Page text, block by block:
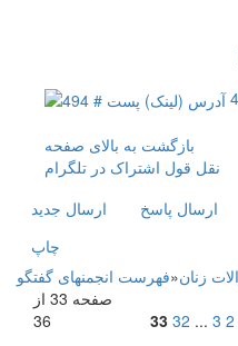
بازگشت به بالای صفحه
نقل قول اشتراک در تلگرام
ارسال جديد
ارسال پاسخ
چاپ
فهرست انجمنهای گفتگو»زنان
صفحه 33 از
36
2
3
...
32
33